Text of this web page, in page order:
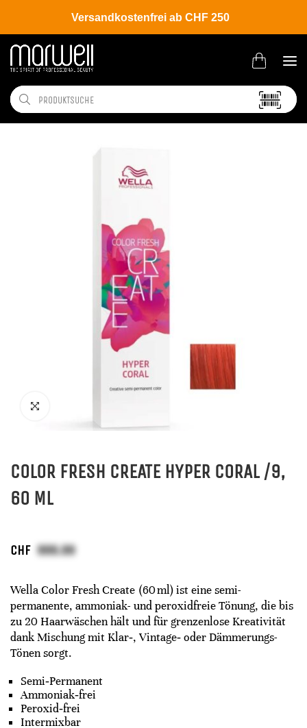
Versandkostenfrei ab CHF 250
Shop Brands Wella
COLOR FRESH CREATE HYPER CORAL /9,
60 ML
CHF
Wella Color Fresh Create (60 ml) ist eine semi-
permanente, ammoniak- und peroxidfreie Tönung, die bis
zu 20 Haarwäschen hält und für grenzenlose Kreativität
dank Mischung mit Klar‑, Vintage‑ oder Dämmerungs-
Tönen sorgt.
Semi‑Permanent
Ammoniak‑frei
Peroxid‑frei
Intermixbar